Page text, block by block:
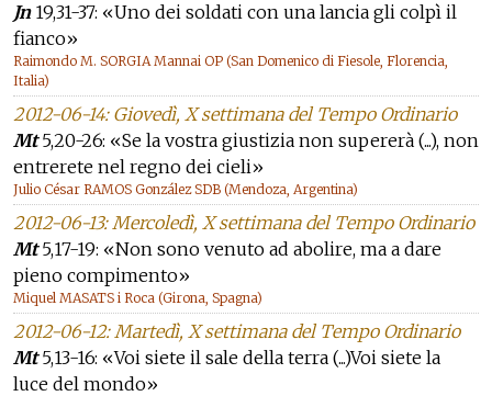
Jn19,31-37: «Uno dei soldati con una lancia gli colpì il
fianco»
Raimondo M. SORGIA Mannai OP (San Domenico di Fiesole, Florencia,
Italia)
2012-06-14: Giovedì, X settimana del Tempo Ordinario
Mt5,20-26: «Se la vostra giustizia non supererà (...), non
entrerete nel regno dei cieli»
Julio César RAMOS González SDB (Mendoza, Argentina)
2012-06-13: Mercoledì, X settimana del Tempo Ordinario
Mt5,17-19: «Non sono venuto ad abolire, ma a dare
pieno compimento»
Miquel MASATS i Roca (Girona, Spagna)
2012-06-12: Martedì, X settimana del Tempo Ordinario
Mt5,13-16: «Voi siete il sale della terra (...)Voi siete la
luce del mondo»